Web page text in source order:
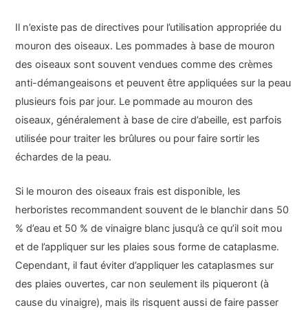
Il n’existe pas de directives pour l’utilisation appropriée du
mouron des oiseaux. Les pommades à base de mouron
des oiseaux sont souvent vendues comme des crèmes
anti-démangeaisons et peuvent être appliquées sur la peau
plusieurs fois par jour. Le pommade au mouron des
oiseaux, généralement à base de cire d’abeille, est parfois
utilisée pour traiter les brûlures ou pour faire sortir les
échardes de la peau.
Si le mouron des oiseaux frais est disponible, les
herboristes recommandent souvent de le blanchir dans 50
% d’eau et 50 % de vinaigre blanc jusqu’à ce qu’il soit mou
et de l’appliquer sur les plaies sous forme de cataplasme.
Cependant, il faut éviter d’appliquer les cataplasmes sur
des plaies ouvertes, car non seulement ils piqueront (à
cause du vinaigre), mais ils risquent aussi de faire passer